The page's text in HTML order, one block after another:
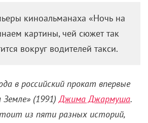
киноальманаха «Ночь на
картины, чей сюжет так
вокруг водителей такси.
в российский прокат впервые
(1991)Джима Джармуша.
из пяти разных историй,